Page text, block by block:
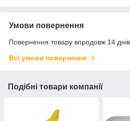
Умови повернення
Повернення товару впродовж 14
Всі умови повернення
Подібні товари компанії